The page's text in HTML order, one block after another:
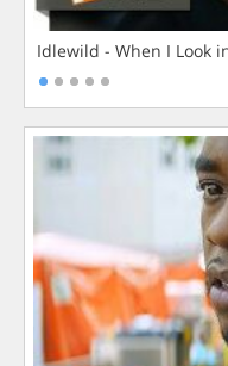
Idlewild - When I Look